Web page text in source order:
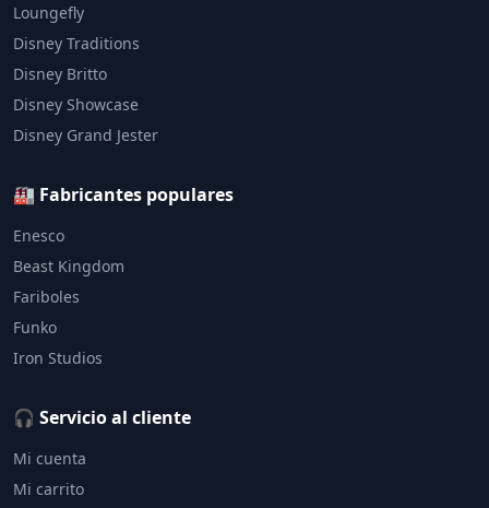
Loungefly
Disney Traditions
Disney Britto
Disney Showcase
Disney Grand Jester
🏭 Fabricantes populares
Enesco
Beast Kingdom
Fariboles
Funko
Iron Studios
🎧 Servicio al cliente
Mi cuenta
Mi carrito